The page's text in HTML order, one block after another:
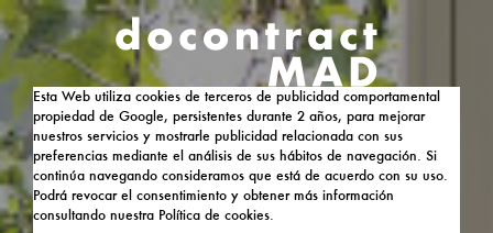
Esta Web utiliza cookies de terceros de publicidad comportamental
propiedad de Google, persistentes durante 2 años, para mejorar
nuestros servicios y mostrarle publicidad relacionada con sus
preferencias mediante el análisis de sus hábitos de navegación. Si
continúa navegando consideramos que está de acuerdo con su uso.
Podrá revocar el consentimiento y obtener más información
consultando nuestra Política de cookies.